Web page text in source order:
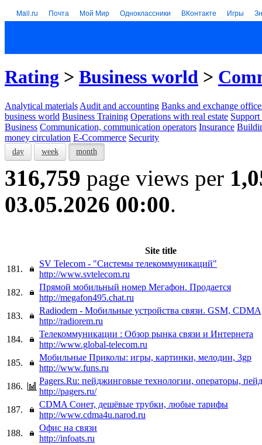
Mail.ru Почта Мой Мир Одноклассники ВКонтакте Игры
Rating > Business world >
Analytical materials Audit and accounting Banks and exchange
business world Business Training Operations with real estate Support
Business Communication, communication operators Insurance
money circulation E-Ccommerce Security
day week month
316,759 page views per
03.05.2026 00:00.
Site title
181.
SV Telecom - "Системы телекоммуникаций"
http://www.svtelecom.ru
182.
Прямой мобильный номер Мегафон. Продается
http://megafon495.chat.ru
183.
Radiodem - Мобильные устройства связи. GSM,
http://radiorem.ru
184.
Телекоммуникации : Обзор рынка связи и Интернета
http://www.global-telecom.ru
185.
Мобильные Приколы: игры, картинки, мелодии, 3gp
http://www.funs.ru
186.
Pagers.Ru: пейджинговые технологии, операторы,
http://pagers.ru/
187.
CDMA Сонет, дешёвые трубки, любые тарифы
http://www.cdma4u.narod.ru
188.
Офис на связи
http://infoats.ru